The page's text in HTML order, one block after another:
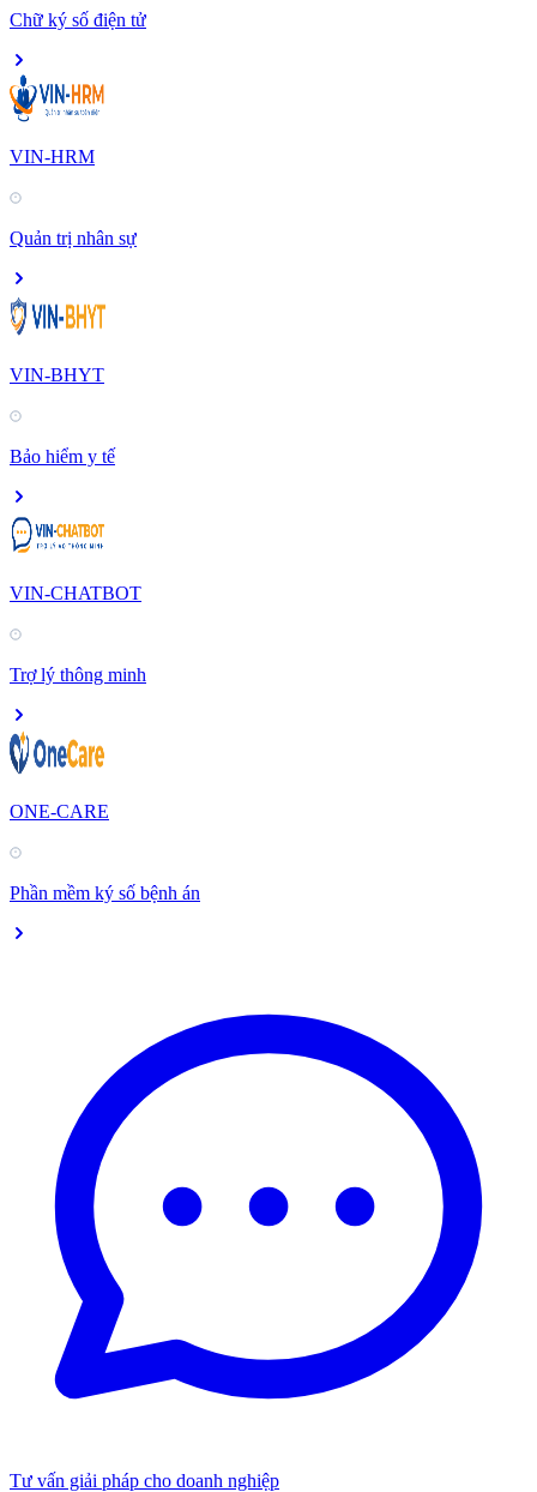
Chữ ký số điện tử
VIN-HRM
Quản trị nhân sự
VIN-BHYT
Bảo hiểm y tế
VIN-CHATBOT
Trợ lý thông minh
ONE-CARE
Phần mềm ký số bệnh án
Tư vấn giải pháp cho doanh nghiệp